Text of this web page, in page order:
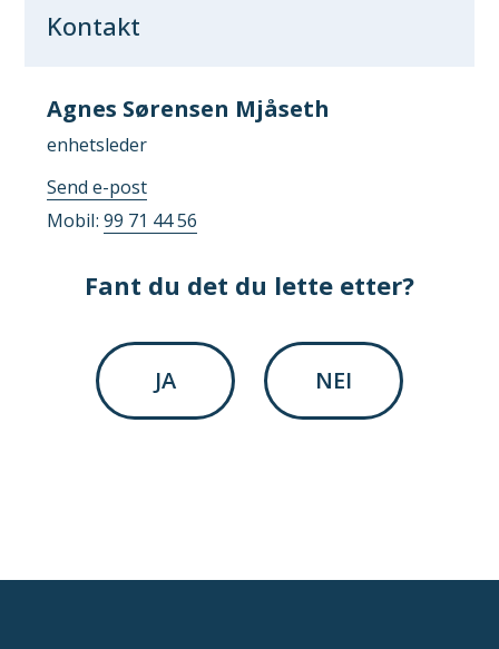
Kontakt
Agnes Sørensen Mjåseth
enhetsleder
Send e-posttil
Agnes
Sørensen
Mobil 99 71 44 56
Fant du det du lette etter?
JA NEI